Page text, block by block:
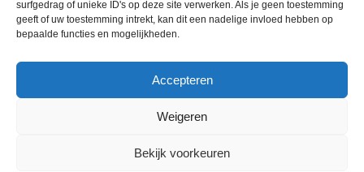
surfgedrag of unieke ID's op deze site verwerken. Als je geen toestemming
geeft of uw toestemming intrekt, kan dit een nadelige invloed hebben op
bepaalde functies en mogelijkheden.
Accepteren
Weigeren
Bekijk voorkeuren
Vision Plaza | Boeing Avenue 222 |
1119 PN Schiphol-Rijk
Maak een afspraak